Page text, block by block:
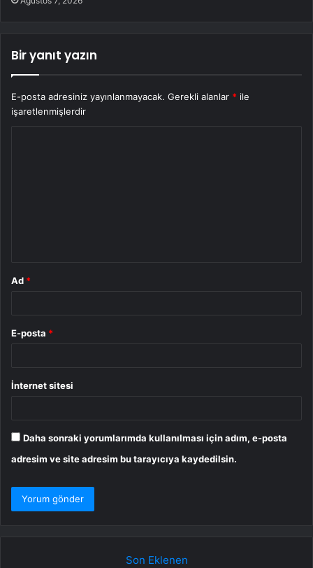
Bir yanıt yazın
E-posta adresiniz yayınlanmayacak. Gerekli alanlar * ile
işaretlenmişlerdir
Ad *
E-posta *
İnternet sitesi
Daha sonraki yorumlarımda kullanılması için adım, e-posta
adresim ve site adresim bu tarayıcıya kaydedilsin.
Son Eklenen